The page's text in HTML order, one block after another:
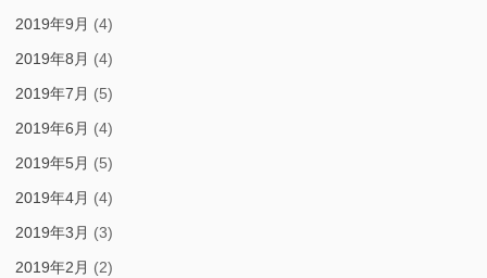
2019年9月 (4)
2019年8月 (4)
2019年7月 (5)
2019年6月 (4)
2019年5月 (5)
2019年4月 (4)
2019年3月 (3)
2019年2月 (2)